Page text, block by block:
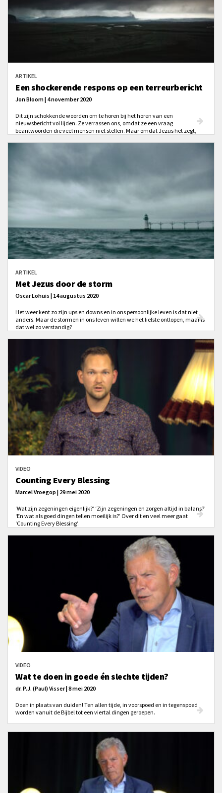
ARTIKEL
Een shockerende respons op een terreurbericht
Jon Bloom | 4 november 2020
Dit zijn schokkende woorden om te horen bij het horen van een
nieuwsbericht vol lijden. Ze verrassen ons, omdat ze een vraag
beantwoorden die veel mensen niet stellen. Maar omdat Jezus het zegt,
ARTIKEL
Met Jezus door de storm
Oscar Lohuis | 14 augustus 2020
Het weer kent zo zijn ups en downs en in ons persoonlijke leven is dat niet
anders. Maar de stormen in ons leven willen we het liefste ontlopen, maar is
dat wel zo verstandig?
VIDEO
Counting Every Blessing
Marcel Vroegop | 29 mei 2020
‘Wat zijn zegeningen eigenlijk?’ ‘Zijn zegeningen en zorgen altijd in balans?’
‘En wat als goed dingen tellen moeilijk is?’ Over dit en veel meer gaat
‘Counting Every Blessing’.
VIDEO
Wat te doen in goede én slechte tijden?
dr. P.J. (Paul) Visser | 8 mei 2020
Doen in plaats van duiden! Ten allen tijde, in voorspoed en in tegenspoed
worden vanuit de Bijbel tot een viertal dingen geroepen.